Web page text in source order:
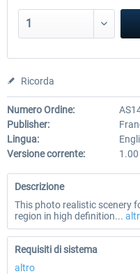
Ricorda
Numero Ordine:
Publisher:
Lingua:
Versione corrente:
1.00
Descrizione
This photo realistic scenery
region in high definition...
Requisiti di sistema
altro